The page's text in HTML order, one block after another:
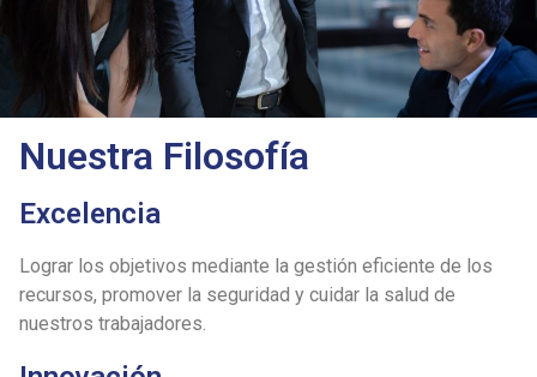
Nuestra Filosofía
Excelencia
Lograr los objetivos mediante la gestión eficiente de los
recursos, promover la seguridad y cuidar la salud de
nuestros trabajadores.